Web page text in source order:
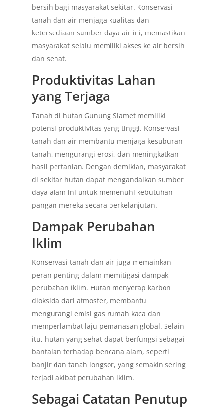
bersih bagi masyarakat sekitar. Konservasi
tanah dan air menjaga kualitas dan
ketersediaan sumber daya air ini, memastikan
masyarakat selalu memiliki akses ke air bersih
dan sehat.
Produktivitas Lahan
yang Terjaga
Tanah di hutan Gunung Slamet memiliki
potensi produktivitas yang tinggi. Konservasi
tanah dan air membantu menjaga kesuburan
tanah, mengurangi erosi, dan meningkatkan
hasil pertanian. Dengan demikian, masyarakat
di sekitar hutan dapat mengandalkan sumber
daya alam ini untuk memenuhi kebutuhan
pangan mereka secara berkelanjutan.
Dampak Perubahan
Iklim
Konservasi tanah dan air juga memainkan
peran penting dalam memitigasi dampak
perubahan iklim. Hutan menyerap karbon
dioksida dari atmosfer, membantu
mengurangi emisi gas rumah kaca dan
memperlambat laju pemanasan global. Selain
itu, hutan yang sehat dapat berfungsi sebagai
bantalan terhadap bencana alam, seperti
banjir dan tanah longsor, yang semakin sering
terjadi akibat perubahan iklim.
Sebagai Catatan Penutup